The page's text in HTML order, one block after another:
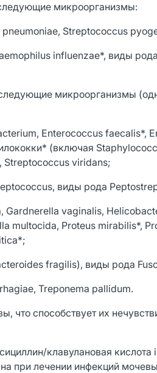
микроорганизмы:
Streptococcus
influenzae*, виды
микроорганизмы
Enterococcus faecalis*,
(включая
Streptococcus viridans;
виды рода
vaginalis,
multocida, Proteus mirabilis*,
fragilis), виды рода
Treponema pallidum.
способствует их
клавулановая кислота
при лечении инфекций